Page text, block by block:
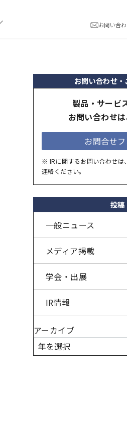
お問い合
お問い合わせ
製品・サービ
お問い合わせ
お問合せ
※ IRに関するお問い合わせは
連絡ください。
投稿
一般ニュース
メディア掲載
学会・出展
IR情報
アーカイブ